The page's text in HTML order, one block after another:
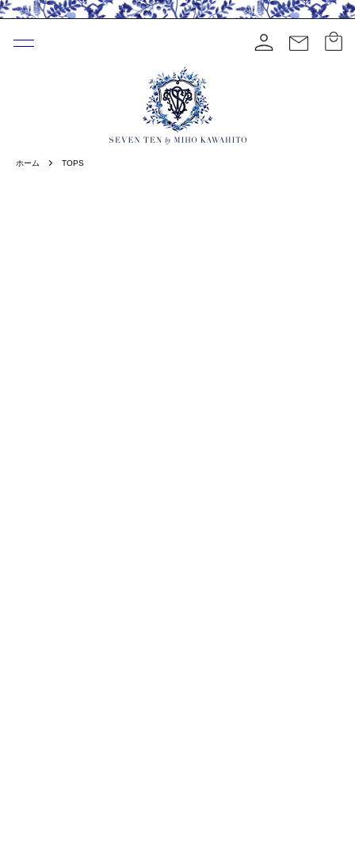
ホーム TOPS